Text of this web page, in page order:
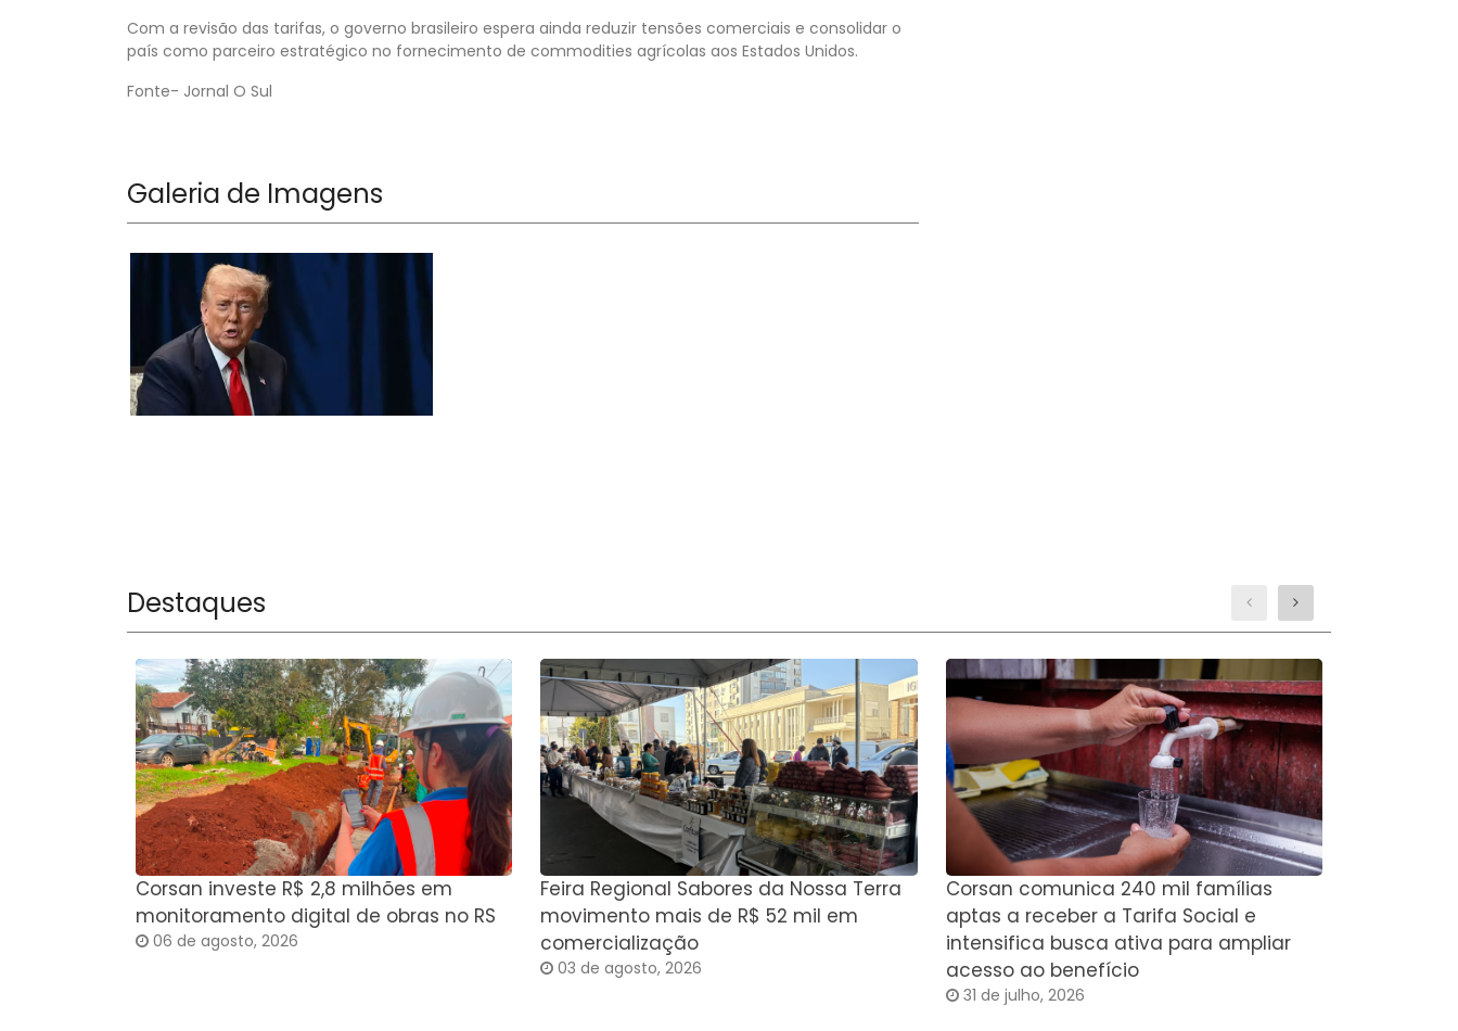
Com a revisão das tarifas, o governo brasileiro espera ainda reduzir tensões comerciais e consolidar o
país como parceiro estratégico no fornecimento de commodities agrícolas aos Estados Unidos.
Fonte- Jornal O Sul
Galeria de Imagens
Destaques
Corsan investe R$ 2,8 milhões em
monitoramento digital de obras no RS
06 de agosto, 2026
Feira Regional Sabores da Nossa Terra
movimento mais de R$ 52 mil em
comercialização
03 de agosto, 2026
Corsan comunica 240 mil famílias
aptas a receber a Tarifa Social e
intensifica busca ativa para ampliar
acesso ao benefício
31 de julho, 2026